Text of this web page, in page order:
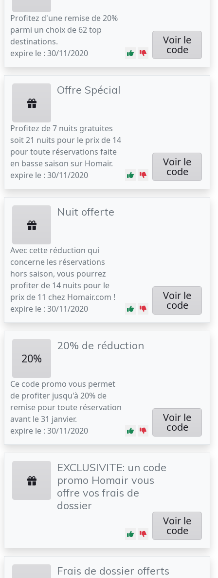
Profitez d'une remise de 20%
parmi un choix de 62 top
destinations.
expire le : 30/11/2020
Voir le
code
Offre Spécial
Profitez de 7 nuits gratuites
soit 21 nuits pour le prix de 14
pour toute réservations faite
en basse saison sur Homair.
expire le : 30/11/2020
Voir le
code
Nuit offerte
Avec cette réduction qui
concerne les réservations
hors saison, vous pourrez
profiter de 14 nuits pour le
prix de 11 chez Homair.com !
expire le : 30/11/2020
Voir le
code
20%
20% de réduction
Ce code promo vous permet
de profiter jusqu'à 20% de
remise pour toute réservation
avant le 31 janvier.
expire le : 30/11/2020
Voir le
code
EXCLUSIVITE: un code
promo Homair vous
offre vos frais de
dossier
Voir le
code
Frais de dossier offerts